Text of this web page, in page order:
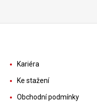
Kariéra
Ke stažení
Obchodní podmínky